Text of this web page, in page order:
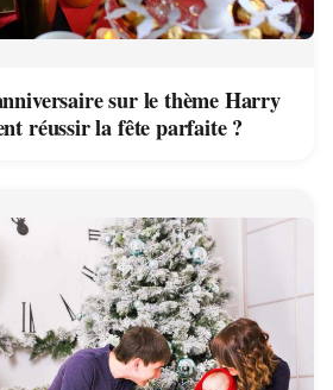
sur le thème Harry
réussir la fête parfaite ?